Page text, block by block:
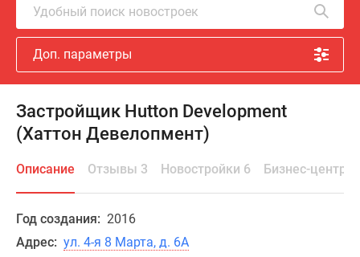
Удобный поиск новостроек
Доп. параметры
Застройщик Hutton Development
(Хаттон Девелопмент)
Описание Отзывы 3 Новостройки 6 Бизнес-центры
Год создания: 2016
Адрес: ул. 4-я 8 Марта, д. 6А